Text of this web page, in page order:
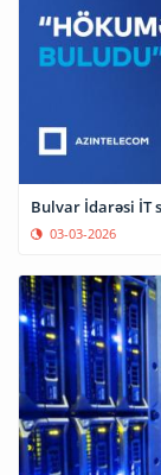
Bulvar İdarəsi İT
03-03-2026